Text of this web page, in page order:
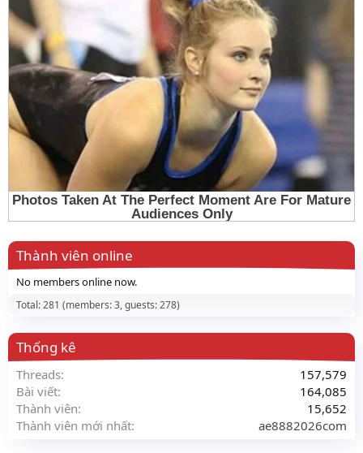
Thành viên online
No members online now.
Total: 281 (members: 3, guests: 278)
Thống kê
Threads
157,579
Bài viết
164,085
Thành viên
15,652
Thành viên mới nhất
ae8882026com